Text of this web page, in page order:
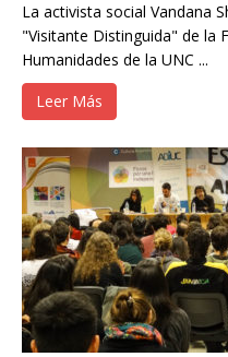
La activista social Vandana
"Visitante Distinguida" de la
Humanidades de la UNC ...
Leer Más